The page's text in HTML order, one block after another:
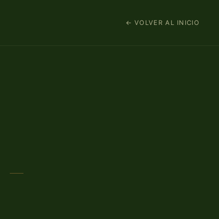
← VOLVER AL INICIO